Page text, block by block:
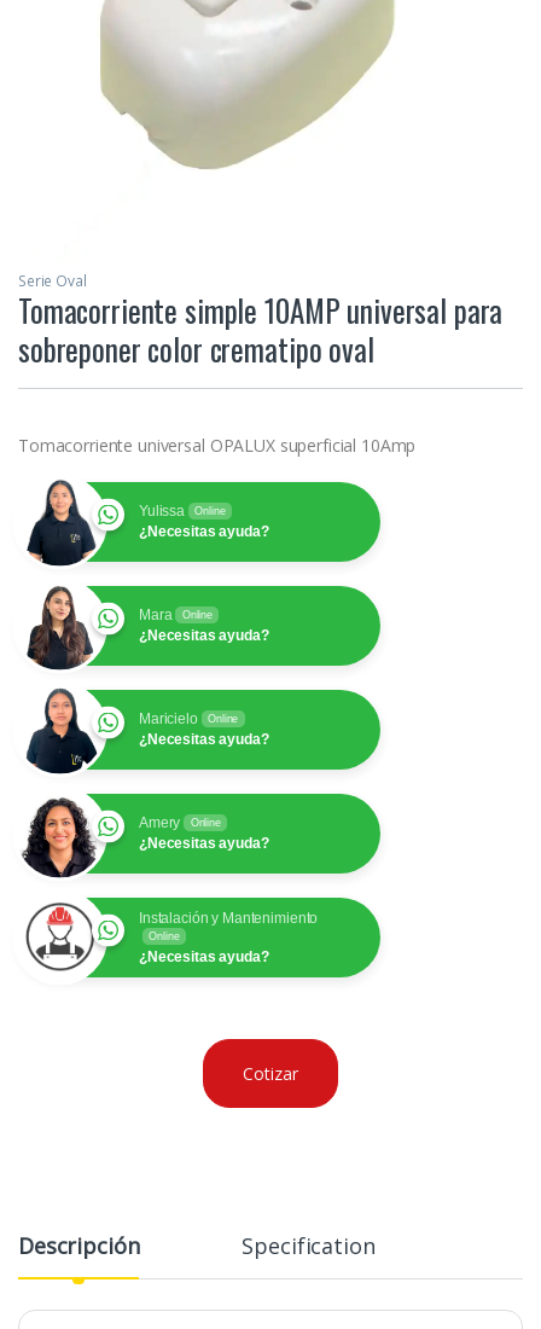
Serie Oval
Tomacorriente simple 10AMP universal para
sobreponer color crematipo oval
Tomacorriente universal OPALUX superficial 10Amp
Yulissa Online
¿Necesitas ayuda?
Mara Online
¿Necesitas ayuda?
Maricielo Online
¿Necesitas ayuda?
Amery Online
¿Necesitas ayuda?
Instalación y Mantenimiento
Online
¿Necesitas ayuda?
Cotizar
Descripción Specification